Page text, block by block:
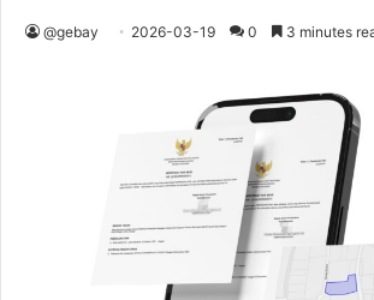
@gebay 2026-03-19 0 3 minutes